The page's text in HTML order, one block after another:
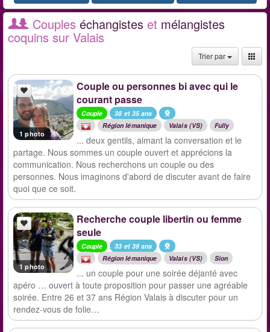
Couples échangistes et mélangistes
coquins sur Valais
Trier par
1 photo
Couple ou personnes bi avec qui le
courant passe
Couple
38 et 35 ans
Région lémanique
Valais (VS) Fully
... deux gentils, aimant la conversation et le
partage. Nous sommes un couple ouvert et apprécions la
communication. Nous recherchons un couple ou des
personnes. Nous imaginons d'abord de discuter avant de faire
quoi que ce soit.
1 photo
Recherche couple libertin ou femme
seule
Couple
33 et 39 ans
Région lémanique
Valais (VS) Sion
... un couple pour une soirée déjanté avec
apéro … ouvert à toute proposition pour passer une agréable
soirée. Entre 26 et 37 ans Région Valais à discuter pour un
rendez-vous de folie…